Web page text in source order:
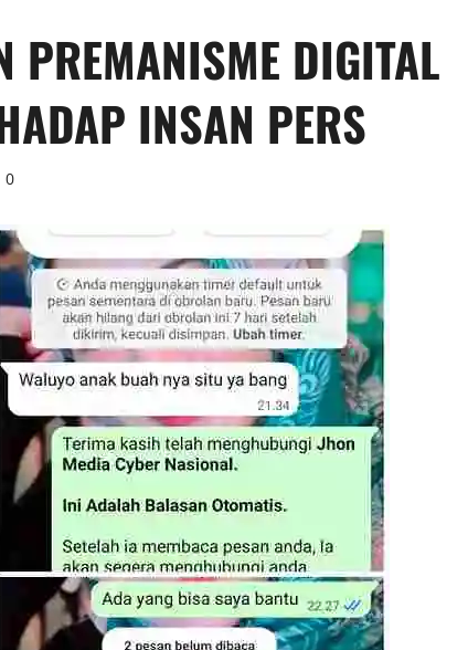
PREMANISME DIGITAL
INSAN PERS
0